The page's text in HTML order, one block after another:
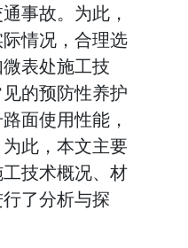
事故。为此，
情况，合理选
表处施工技
的预防性养护
面使用性能，
此，本文主要
技术概况、材
了分析与探